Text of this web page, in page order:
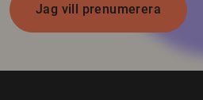
Jag vill prenumerera